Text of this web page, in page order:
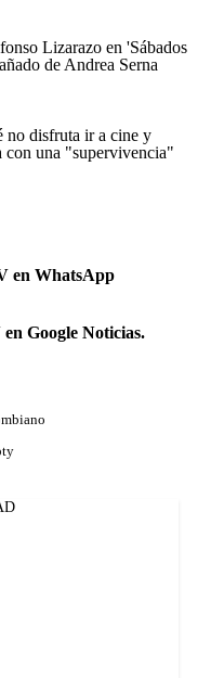
Lizarazo en 'Sábados
de Andrea Serna
no disfruta ir a cine y
con una "supervivencia"
en WhatsApp
Google Noticias.